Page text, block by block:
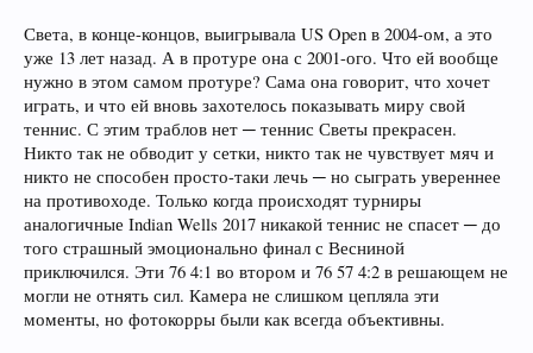
Света, в конце-концов, выигрывала US Open в 2004-ом, а это
уже 13 лет назад. А в протуре она с 2001-ого. Что ей вообще
нужно в этом самом протуре? Сама она говорит, что хочет
играть, и что ей вновь захотелось показывать миру свой
теннис. С этим траблов нет ─ теннис Светы прекрасен.
Никто так не обводит у сетки, никто так не чувствует мяч и
никто не способен просто-таки лечь ─ но сыграть увереннее
на противоходе. Только когда происходят турниры
аналогичные Indian Wells 2017 никакой теннис не спасет ─ до
того страшный эмоционально финал с Весниной
приключился. Эти 76 4:1 во втором и 76 57 4:2 в решающем не
могли не отнять сил. Камера не слишком цепляла эти
моменты, но фотокорры были как всегда объективны.